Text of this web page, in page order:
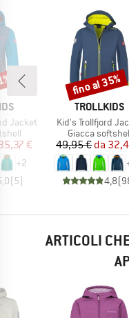
Jacket
ridotto
€
+2
(5)
MARCHIO
TROLLKIDS
Articolo
Kid's Trollfjord
Gruppo di
Giacca
49,95 € da
4,8(
Sconto
fino al 35%
ARTICOLI